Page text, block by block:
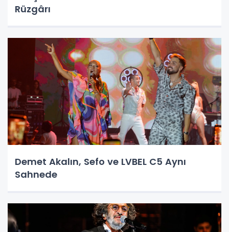
Rüzgârı
Demet Akalın, Sefo ve LVBEL C5 Aynı
Sahnede